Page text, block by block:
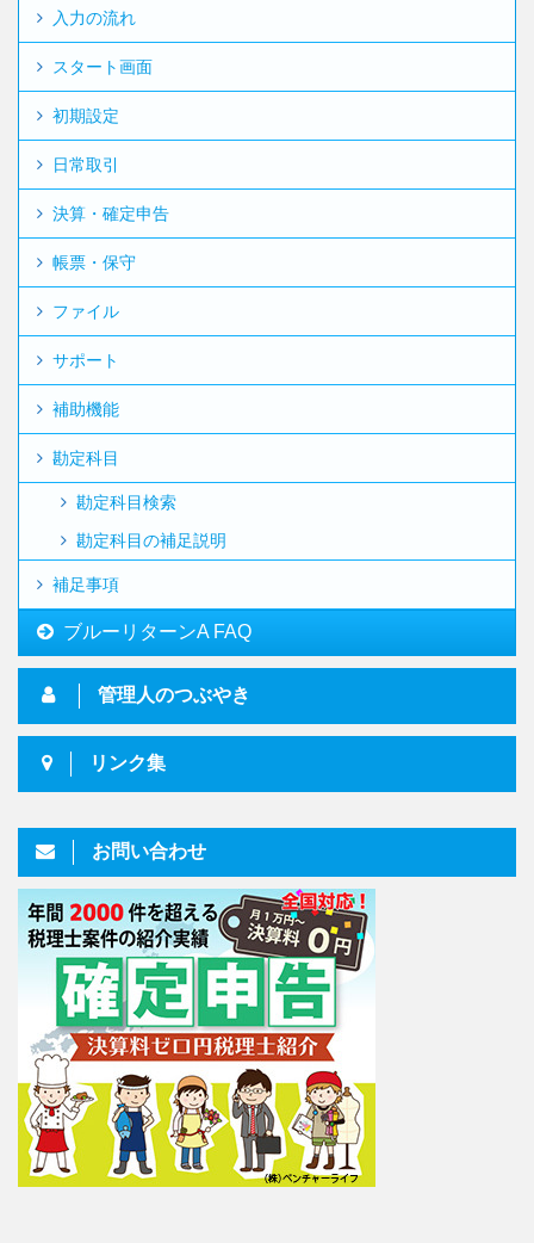
入力の流れ
スタート画面
初期設定
日常取引
決算・確定申告
帳票・保守
ファイル
サポート
補助機能
勘定科目
勘定科目検索
勘定科目の補足説明
補足事項
ブルーリターンA FAQ
管理人のつぶやき
リンク集
お問い合わせ